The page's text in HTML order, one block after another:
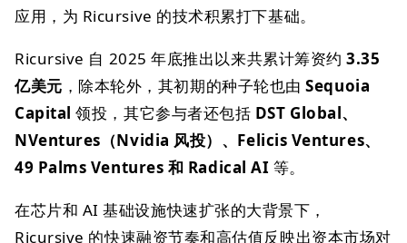
应用，为 Ricursive 的技术积累打下基础。
Ricursive 自 2025 年底推出以来共累计筹资约3.35
亿美元 ，除本轮外，其初期的种子轮也由Sequoia
Capital 领投，其它参与者还包括 DST Global、
NVentures（Nvidia 风投）、Felicis Ventures、
49 Palms Ventures 和 Radical AI 等。
在芯片和 AI 基础设施快速扩张的大背景下，
Ricursive 的快速融资节奏和高估值反映出资本市场对